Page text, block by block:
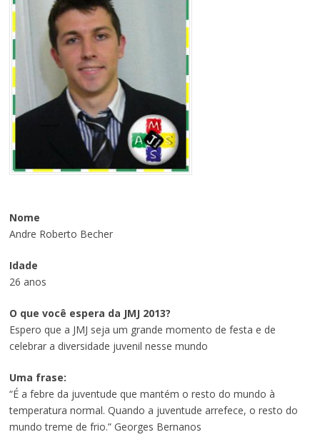
Nome
Andre Roberto Becher
Idade
26 anos
O que você espera da JMJ 2013?
Espero que a JMJ seja um grande momento de festa e de
celebrar a diversidade juvenil nesse mundo
Uma frase:
“É a febre da juventude que mantém o resto do mundo à
temperatura normal. Quando a juventude arrefece, o resto do
mundo treme de frio.” Georges Bernanos